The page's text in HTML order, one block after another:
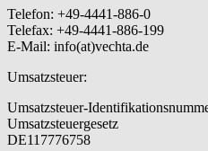
Telefon: +49-4441-886-0
Telefax: +49-4441-886-199
E-Mail: info(at)vechta.de
Umsatzsteuer:
Umsatzsteuer-
Umsatzsteuergesetz
DE117776758